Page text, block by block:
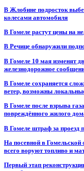
В Жлобине подросток
колесами автомобиля
В Гомеле растут цены на
В Речице обнаружили
В Гомеле 10 мая изменят
железнодорожное
В Гомеле сохраняется
ветер, возможны
В Гомеле после взрыва
повреждённого жилого
В Гомеле штраф за проезд
На посевной в Гомельской
всего воруют топливо и
Первый этап